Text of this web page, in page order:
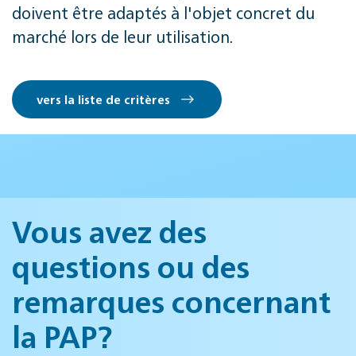
doivent être adaptés à l'objet concret du
marché lors de leur utilisation.
vers la liste de critères
Vous avez des
questions ou des
remarques concernant
la PAP?